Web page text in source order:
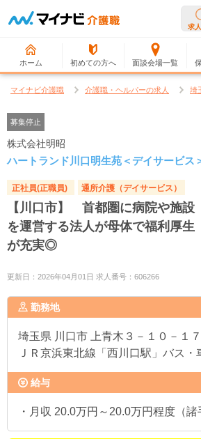
求
ホーム 初めての方へ 面談会場一覧
マイナビ介護職 介護職・ヘルパーの求人 埼
募集停止
株式会社明昭
ハートランド川口明生苑＜デイサービス
正社員(正職員) 通所介護（デイサービス）
【川口市】 首都圏に病院や施設
を運営する法人が母体で福利厚生
が充実◎
更新日：2026年04月01日 求人番号：606266
勤務地
埼玉県 川口市 上青木３－１０－１７
ＪＲ京浜東北線「西川口駅」バス・
給与
・月収 20.0万円～20.0万円程度（諸